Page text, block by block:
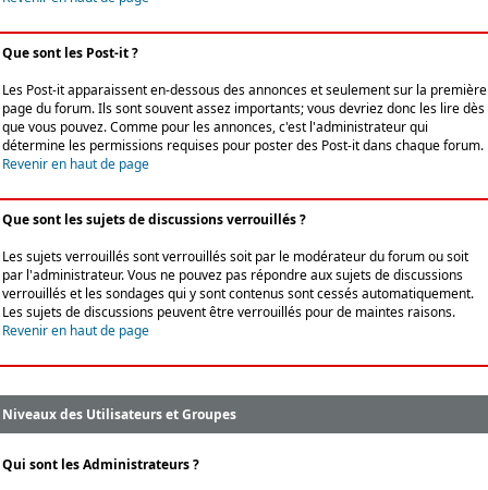
Que sont les Post-it ?
Les Post-it apparaissent en-dessous des annonces et seulement sur la première
page du forum. Ils sont souvent assez importants; vous devriez donc les lire dès
que vous pouvez. Comme pour les annonces, c'est l'administrateur qui
détermine les permissions requises pour poster des Post-it dans chaque forum.
Revenir en haut de page
Que sont les sujets de discussions verrouillés ?
Les sujets verrouillés sont verrouillés soit par le modérateur du forum ou soit
par l'administrateur. Vous ne pouvez pas répondre aux sujets de discussions
verrouillés et les sondages qui y sont contenus sont cessés automatiquement.
Les sujets de discussions peuvent être verrouillés pour de maintes raisons.
Revenir en haut de page
Niveaux des Utilisateurs et Groupes
Qui sont les Administrateurs ?